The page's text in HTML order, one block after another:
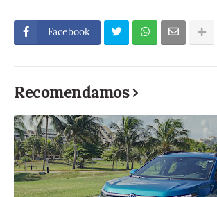
Facebook
Recomendamos